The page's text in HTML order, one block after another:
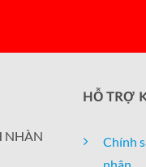
NHÀN
HỖ TRỢ
Chính